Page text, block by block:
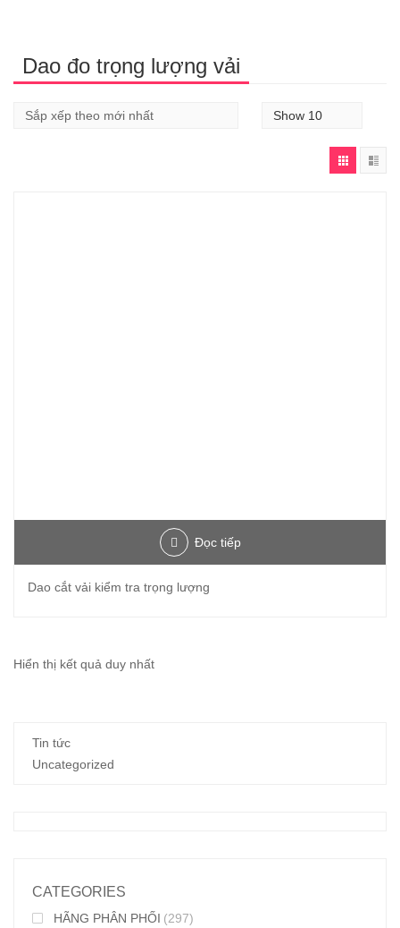
Dao đo trọng lượng vải
Đọc tiếp
Dao cắt vải kiểm tra trọng lượng
Hiển thị kết quả duy nhất
Tin tức
Uncategorized
CATEGORIES
HÃNG PHÂN PHỐI (297)